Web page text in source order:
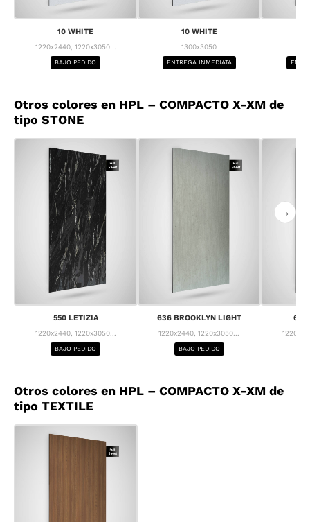
10 WHITE
1220x2440, 1220x3050...
BAJO PEDIDO
10 WHITE
1300x3050
ENTREGA INMEDIATA
Otros colores en HPL – COMPACTO X-XM de
tipo STONE
550 LETIZIA
1220x2440, 1220x3050...
BAJO PEDIDO
636 BROOKLYN LIGHT
1220x2440, 1220x3050...
BAJO PEDIDO
637
→
Otros colores en HPL – COMPACTO X-XM de
tipo TEXTILE